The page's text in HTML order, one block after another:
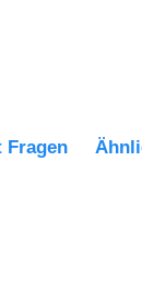
Fragen